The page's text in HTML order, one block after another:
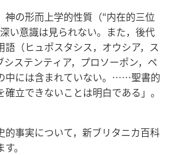
神の形而上学的性質（“内在的三位
い意識は見られない。また，後代
語（ヒュポスタシス，オウシア，ス
システンティア，プロソーポン，ペ
中には含まれていない。……聖書的
立できないことは明白である」。
的事実について，新ブリタニカ百科
。